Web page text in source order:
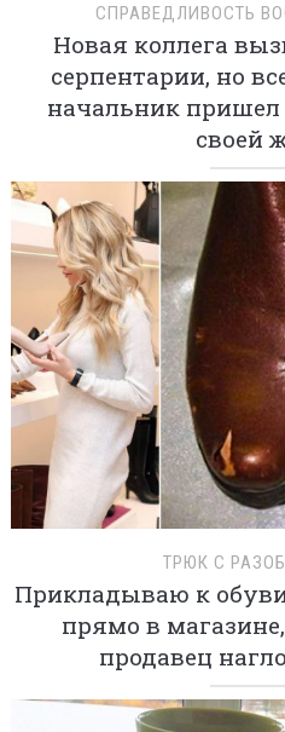
СПРАВЕДЛИВОСТЬ
Новая коллега
серпентарии, но
начальник пришел
своей
ТРЮК С
Прикладываю к
прямо в
продавец